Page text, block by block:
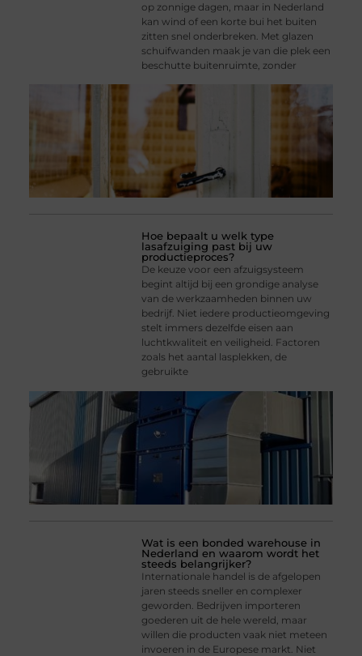
op zonnige dagen, maar in Nederland
kan wind of een korte bui het buiten
zitten snel onderbreken. Met glazen
schuifwanden maak je van die plek een
beschutte buitenruimte, zonder
Hoe bepaalt u welk type
lasafzuiging past bij uw
productieproces?
De keuze voor een afzuigsysteem
begint altijd bij een grondige analyse
van de werkzaamheden binnen uw
bedrijf. Niet iedere productieomgeving
stelt immers dezelfde eisen aan
luchtkwaliteit en veiligheid. Factoren
zoals het aantal lasplekken, de
gebruikte
Wat is een bonded warehouse in
Nederland en waarom wordt het
steeds belangrijker?
Internationale handel is de afgelopen
jaren steeds sneller en complexer
geworden. Bedrijven importeren
goederen uit de hele wereld, maar
willen die producten vaak niet meteen
invoeren in de Europese markt. Niet